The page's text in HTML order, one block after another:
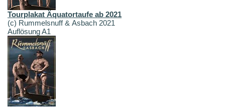
Tourplakat Äquatortaufe ab 2021
(c) Rummelsnuff & Asbach 2021
Auflösung A1